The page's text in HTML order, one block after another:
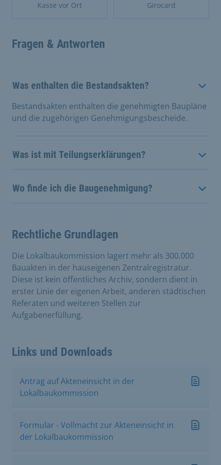
Kasse vor Ort Girocard
Fragen & Antworten
Was enthalten die Bestandsakten?
Bestandsakten enthalten die genehmigten Baupläne
und die zugehörigen Genehmigungsbescheide.
Was ist mit Teilungserklärungen?
Wo finde ich die Baugenehmigung?
Rechtliche Grundlagen
Die Lokalbaukommission lagert mehr als 300.000
Bauakten in der hauseigenen Zentralregistratur.
Diese ist kein öffentliches Archiv, sondern dient in
erster Linie der eigenen Arbeit, anderen städtischen
Referaten und weiteren Stellen zur
Aufgabenerfüllung.
Links und Downloads
Antrag auf Akteneinsicht in der
Lokalbaukommission
Formular - Vollmacht zur Akteneinsicht in
der Lokalbaukommission